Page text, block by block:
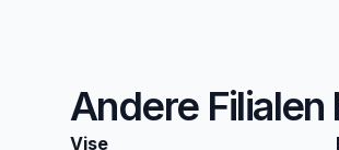
Andere Filialen
Vise